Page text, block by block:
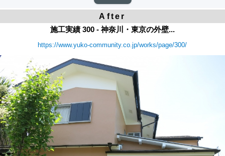
After
施工実績 300 - 神奈川・東京の外壁...
https://www.yuko-community.co.jp/works/page/300/